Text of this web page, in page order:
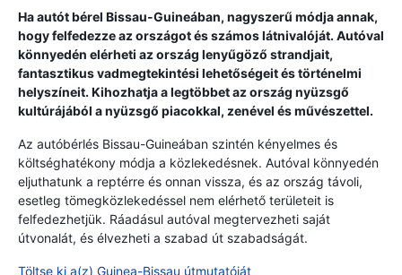
Ha autót bérel Bissau-Guineában, nagyszerű módja annak,
hogy felfedezze az országot és számos látnivalóját. Autóval
könnyedén elérheti az ország lenyűgöző strandjait,
fantasztikus vadmegtekintési lehetőségeit és történelmi
helyszíneit. Kihozhatja a legtöbbet az ország nyüzsgő
kultúrájából a nyüzsgő piacokkal, zenével és művészettel.
Az autóbérlés Bissau-Guineában szintén kényelmes és
költséghatékony módja a közlekedésnek. Autóval könnyedén
eljuthatunk a reptérre és onnan vissza, és az ország távoli,
esetleg tömegközlekedéssel nem elérhető területeit is
felfedezhetjük. Ráadásul autóval megtervezheti saját
útvonalát, és élvezheti a szabad út szabadságát.
Töltse ki a(z) Guinea-Bissau útmutatóját